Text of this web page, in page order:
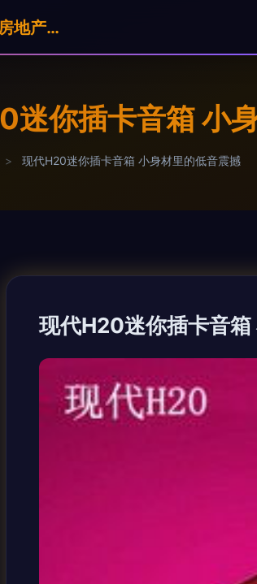
青海大秦健业房地产营销策划有限公司
迷你插卡音箱 小
> 现代H20迷你插卡音箱 小身材里的低音震撼
现代H20迷你插卡音